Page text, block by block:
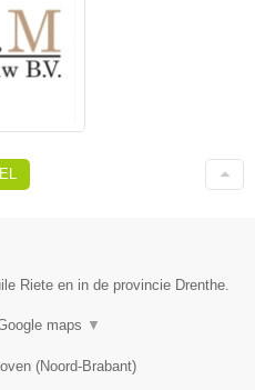
Riete en in de provincie Drenthe.
maps ▼
(Noord-Brabant)